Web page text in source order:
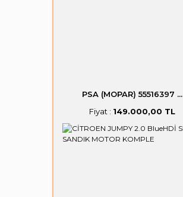
PSA (MOPAR) 55516397 ...
Fiyat : 149.000,00 TL